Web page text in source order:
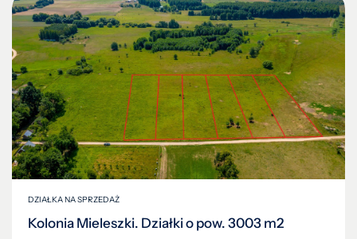
DZIAŁKA NA SPRZEDAŻ
Kolonia Mieleszki. Działki o pow. 3003 m2